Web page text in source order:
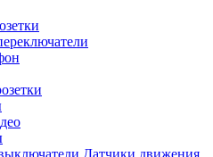
Датчики движения